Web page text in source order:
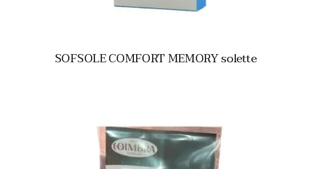
SOFSOLE COMFORT MEMORY solette